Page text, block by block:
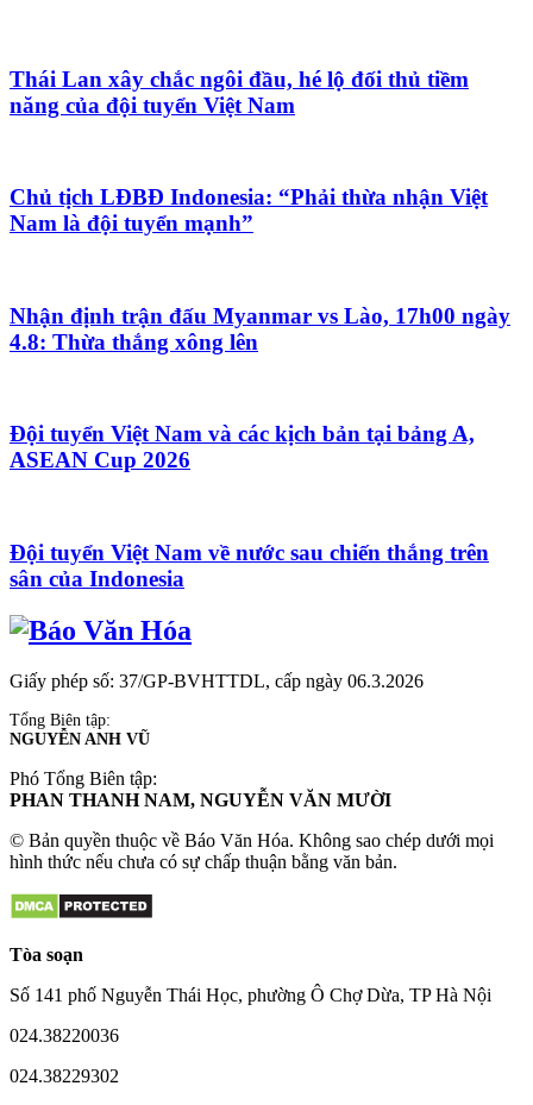
Thái Lan xây chắc ngôi đầu, hé lộ đối thủ tiềm
năng của đội tuyển Việt Nam
Chủ tịch LĐBĐ Indonesia: “Phải thừa nhận Việt
Nam là đội tuyển mạnh”
Nhận định trận đấu Myanmar vs Lào, 17h00 ngày
4.8: Thừa thắng xông lên
Đội tuyển Việt Nam và các kịch bản tại bảng A,
ASEAN Cup 2026
Đội tuyển Việt Nam về nước sau chiến thắng trên
sân của Indonesia
Giấy phép số: 37/GP-BVHTTDL, cấp ngày 06.3.2026
Tổng Biên tập:
NGUYỄN ANH VŨ
Phó Tổng Biên tập:
PHAN THANH NAM, NGUYỄN VĂN MƯỜI
© Bản quyền thuộc về Báo Văn Hóa. Không sao chép dưới mọi
hình thức nếu chưa có sự chấp thuận bằng văn bản.
Tòa soạn
Số 141 phố Nguyễn Thái Học, phường Ô Chợ Dừa, TP Hà Nội
024.38220036
024.38229302